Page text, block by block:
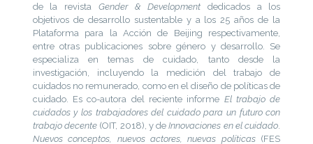
de la revista Gender & Development dedicados a los
objetivos de desarrollo sustentable y a los 25 años de la
Plataforma para la Acción de Beijing respectivamente,
entre otras publicaciones sobre género y desarrollo. Se
especializa en temas de cuidado, tanto desde la
investigación, incluyendo la medición del trabajo de
cuidados no remunerado, como en el diseño de políticas de
cuidado. Es co-autora del reciente informe El trabajo de
cuidados y los trabajadores del cuidado para un futuro con
trabajo decente (OIT, 2018), y deInnovaciones en el cuidado.
Nuevos conceptos, nuevos actores, nuevas políticas (FES